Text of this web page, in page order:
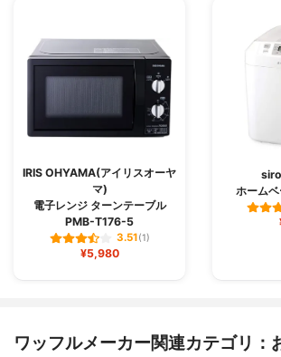
IRIS OHYAMA(アイリスオーヤ
マ)
電子レンジ ターンテーブル
PMB-T176-5
3.51(1)
¥5,980
ホーム
ワッフルメーカー関連カテゴリ：